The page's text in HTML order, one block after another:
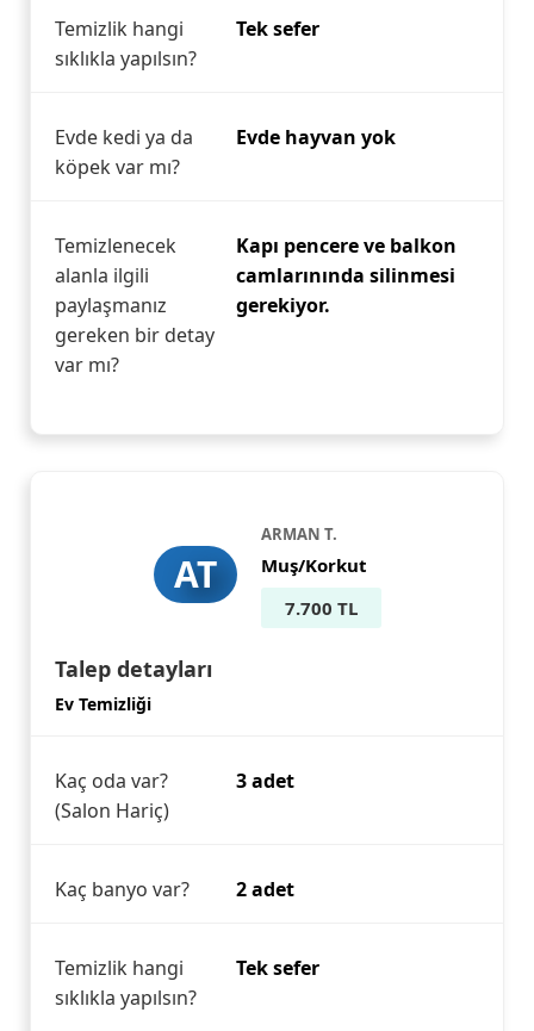
Temizlik hangi
sıklıkla yapılsın?
Tek sefer
Evde kedi ya da
köpek var mı?
Evde hayvan yok
Temizlenecek
alanla ilgili
paylaşmanız
gereken bir detay
var mı?
Kapı pencere ve balkon
camlarınında silinmesi
gerekiyor.
AT
ARMAN T.
Muş/Korkut
7.700 TL
Talep detayları
Ev Temizliği
Kaç oda var?
(Salon Hariç)
3 adet
Kaç banyo var? 2 adet
Temizlik hangi
sıklıkla yapılsın?
Tek sefer